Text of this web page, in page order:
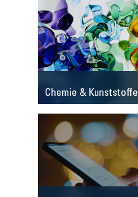
Chemie & Kunststoffe